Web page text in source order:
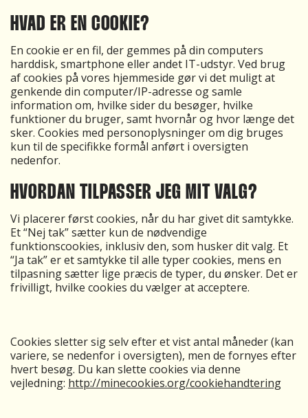
HVAD ER EN COOKIE?
En cookie er en fil, der gemmes på din computers
harddisk, smartphone eller andet IT-udstyr. Ved brug
af cookies på vores hjemmeside gør vi det muligt at
genkende din computer/IP-adresse og samle
information om, hvilke sider du besøger, hvilke
funktioner du bruger, samt hvornår og hvor længe det
sker. Cookies med personoplysninger om dig bruges
kun til de specifikke formål anført i oversigten
nedenfor.
HVORDAN TILPASSER JEG MIT VALG?
Vi placerer først cookies, når du har givet dit samtykke.
Et “Nej tak” sætter kun de nødvendige
funktionscookies, inklusiv den, som husker dit valg. Et
“Ja tak” er et samtykke til alle typer cookies, mens en
tilpasning sætter lige præcis de typer, du ønsker. Det er
frivilligt, hvilke cookies du vælger at acceptere.
Cookies sletter sig selv efter et vist antal måneder (kan
variere, se nedenfor i oversigten), men de fornyes efter
hvert besøg. Du kan slette cookies via denne
vejledning: http://minecookies.org/cookiehandtering